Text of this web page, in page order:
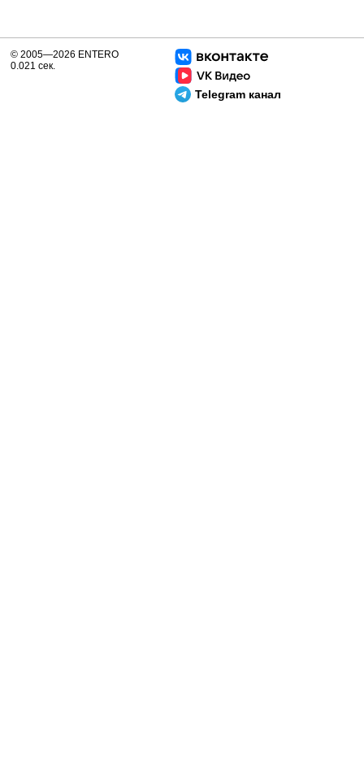
Telegram канал
© 2005—2026 ENTERO
0.021 сек.